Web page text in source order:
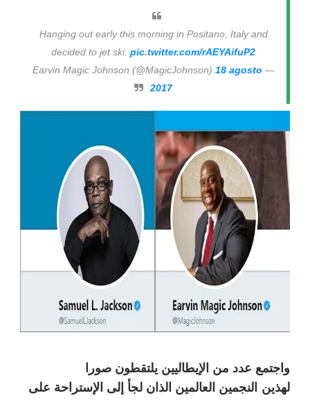
Hanging out early this morning in Positano, Italy and
decided to jet ski. pic.twitter.com/rAEYAifuP2
— Earvin Magic Johnson (@MagicJohnson)
18 agosto
2017
واجتمع عدد من الإيطاليين يلتقطون صورا
لهذين النجمين العالمين الذان لجأ إلى الإستراحة على